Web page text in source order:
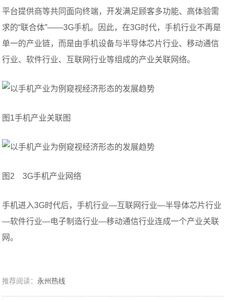
平台提供商等共同面向终端，开发满足顾客多功能、高体验需
求的“联合体”——3G手机。因此，在3G时代，手机行业不再是
单一的产业链，而是由手机设备与半导体芯片行业、移动通信
行业、软件行业、互联网行业等组成的产业关联网络。
图1手机产业关联图
图2 3G手机产业网络
手机进入3G时代后，手机行业—互联网行业—半导体芯片行业
—软件行业—电子制造行业—移动通信行业连成一个产业关联
网。
推荐阅读：永州热线